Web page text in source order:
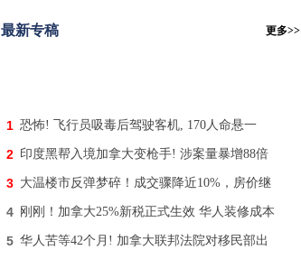
最新专稿 更多>>
1 恐怖! 飞行员吸毒后驾驶客机, 170人命悬一
2 印度黑帮入境加拿大变枪手! 涉案量暴增88倍
3 大温楼市反弹梦碎！成交骤降近10%，房价继
4 刚刚！加拿大25%新税正式生效 华人装修成本
5 华人苦等42个月! 加拿大联邦法院对移民部出